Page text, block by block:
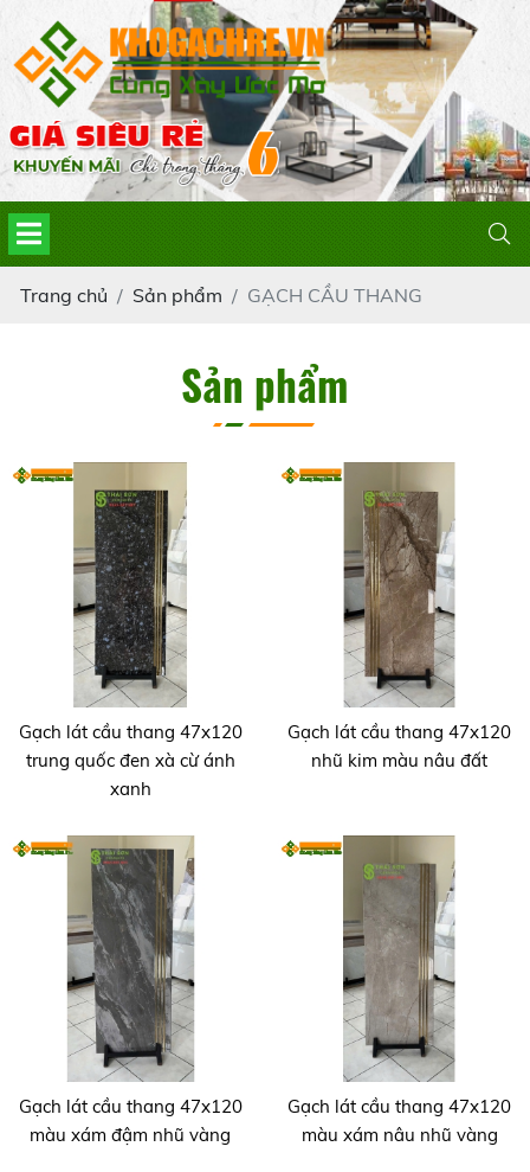
Trang chủ Sản phẩm GẠCH CẦU THANG
Sản phẩm
Gạch lát cầu thang 47x120
trung quốc đen xà cừ ánh
xanh
Gạch lát cầu thang 47x120
nhũ kim màu nâu đất
Gạch lát cầu thang 47x120
màu xám đậm nhũ vàng
Gạch lát cầu thang 47x120
màu xám nâu nhũ vàng